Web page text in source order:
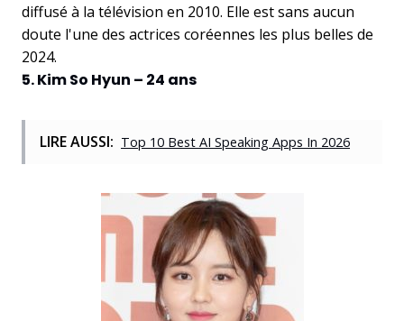
diffusé à la télévision en 2010. Elle est sans aucun
doute l'une des actrices coréennes les plus belles de
2024.
5. Kim So Hyun – 24 ans
LIRE AUSSI: Top 10 Best AI Speaking Apps In 2026